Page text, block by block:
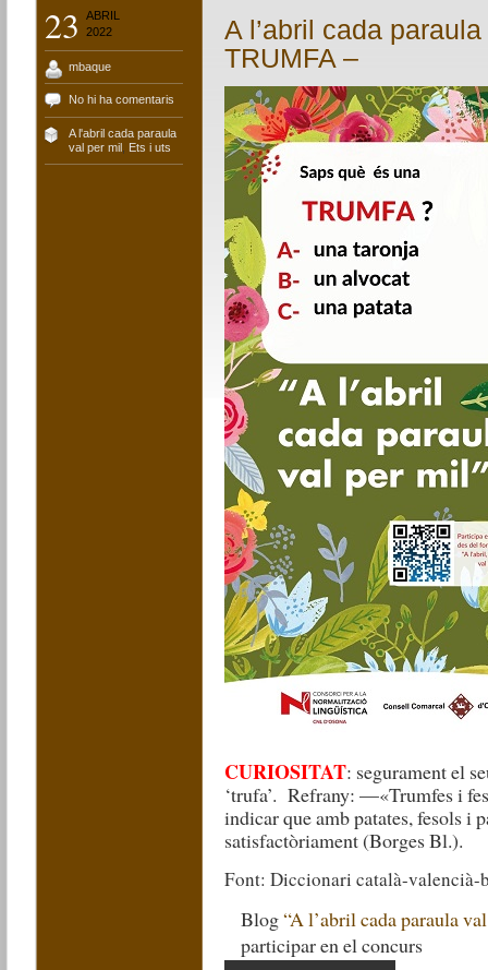
23
ABRIL
2022
mbaque
No hi ha comentaris
A l'abril cada paraula
val per mil, Ets i uts
A l’abril cada
TRUMFA –
CURIOSITAT: segurament el
‘trufa’. Refrany: —«Trumfes i
indicar que amb patates, fesols i
satisfactòriament (Borges Bl.).
Font: Diccionari català-valencià-
Blog“A l’abril cada paraula
participar en el concurs